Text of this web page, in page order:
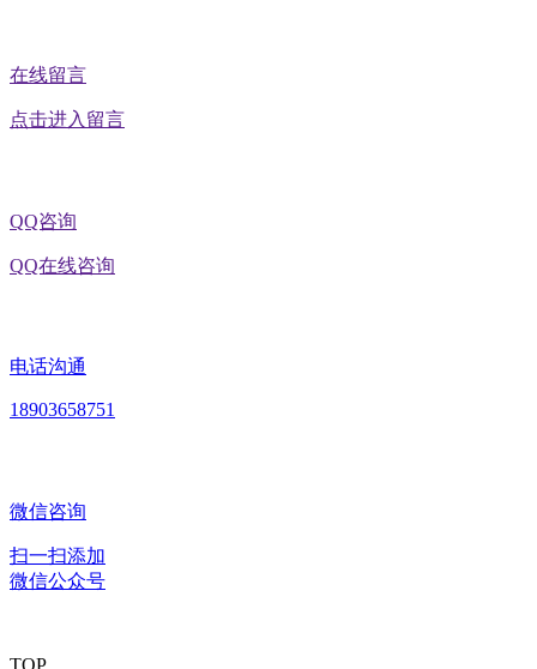
在线留言
点击进入留言
QQ咨询
QQ在线咨询
电话沟通
18903658751
微信咨询
扫一扫添加
微信公众号